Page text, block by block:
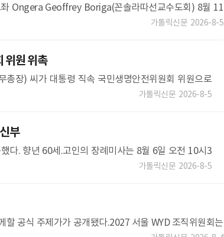
Ongera Geoffrey Boriga(꼰솔라따선교수도회) 8월 11
가톨릭신문 2026-8-5
위원 위촉
총장) 씨가 대통령 직속 국민생명안전위원회 위원으로
본법」 제정에 따라 국민의 안전권을 보장하고 생명존
가톨릭신문 2026-8-5
부
다. 향년 60세.고인의 장례미사는 8월 6일 오전 10시3
종수(아우구스티노) 주교 주례로 봉헌된다. 장지는 대전
가톨릭신문 2026-8-5
공식 주제가가 공개됐다.2027 서울 WYD 조직위원회는